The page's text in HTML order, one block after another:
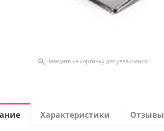
 Наведите на картинку для увеличения
Характеристики Отзывы